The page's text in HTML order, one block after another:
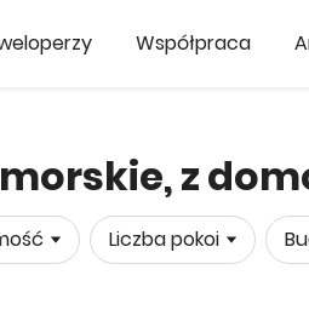
Współpraca
z
Liczba pokoi